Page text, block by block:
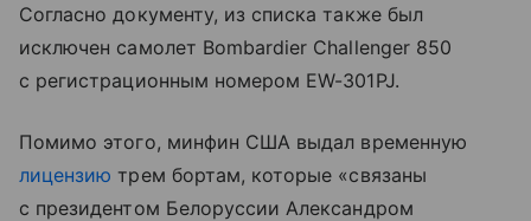
Согласно документу, из списка также был
исключен самолет Bombardier Challenger 850
с регистрационным номером EW-301PJ.
Помимо этого, минфин США выдал временную
лицензию трем бортам, которые «связаны
с президентом Белоруссии Александром